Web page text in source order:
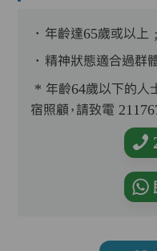
．年齡達65歲或以上﹔
．精神狀態適合過群
* 年齡64歲以下的人
宿照顧，請致電